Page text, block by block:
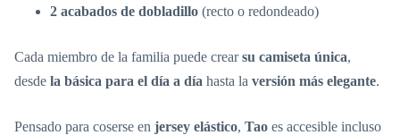
2 acabados de dobladillo (recto o redondeado)
Cada miembro de la familia puede crearsu camiseta única,
desde la básica para el día a día hasta la versión más elegante.
Pensado para coserse en jersey elástico, Tao es accesible incluso